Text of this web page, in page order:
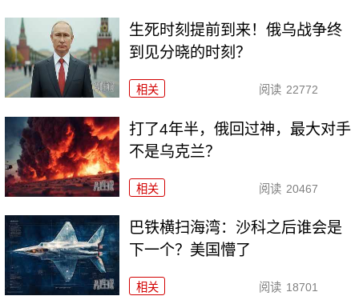
生死时刻提前到来！俄乌战争终
到见分晓的时刻？
相关 阅读 22772
打了4年半，俄回过神，最大对手
不是乌克兰？
相关 阅读 20467
巴铁横扫海湾：沙科之后谁会是
下一个？美国懵了
相关 阅读 18701